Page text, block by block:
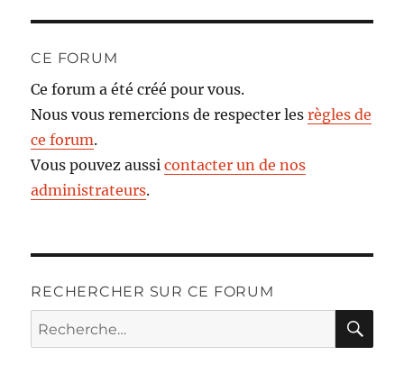
CE FORUM
Ce forum a été créé pour vous.
Nous vous remercions de respecter lesrègles de
ce forum.
Vous pouvez aussicontacter un de nos
administrateurs.
RECHERCHER SUR CE FORUM
Recherche
pour :